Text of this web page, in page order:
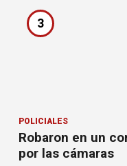
3
POLICIALES
Robaron en un
por las cámaras